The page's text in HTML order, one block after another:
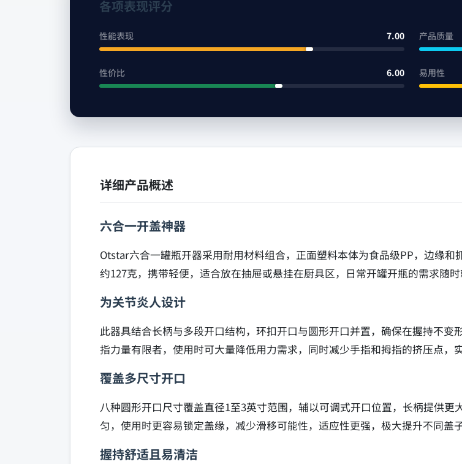
各项表现评分
性能表现 7.00 产品质量
性价比 6.00 易用性
详细产品概述
六合一开盖神器
Otstar六合一罐瓶开器采用耐用材料组合，正面塑料本体为食品级PP，边缘
约127克，携带轻便，适合放在抽屉或悬挂在厨具区，日常开罐开瓶的需求随
为关节炎人设计
此器具结合长柄与多段开口结构，环扣开口与圆形开口并置，确保在握持不
指力量有限者，使用时可大量降低用力需求，同时减少手指和拇指的挤压点，
覆盖多尺寸开口
八种圆形开口尺寸覆盖直径1至3英寸范围，辅以可调式开口位置，长柄提供
匀，使用时更容易锁定盖缘，减少滑移可能性，适应性更强，极大提升不同盖
握持舒适且易清洁